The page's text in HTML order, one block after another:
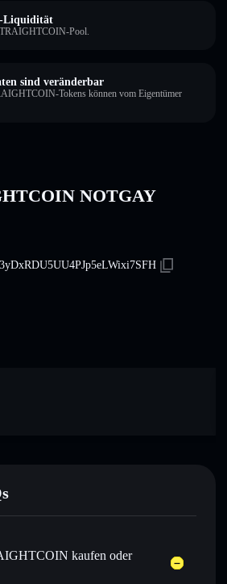
Liquidität
Pool.
sind veränderbar
Tokens können vom Eigentümer
NOTGAY
kaufen oder